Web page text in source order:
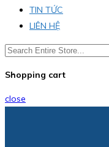
TIN TỨC
LIÊN HỆ
Shopping cart
close